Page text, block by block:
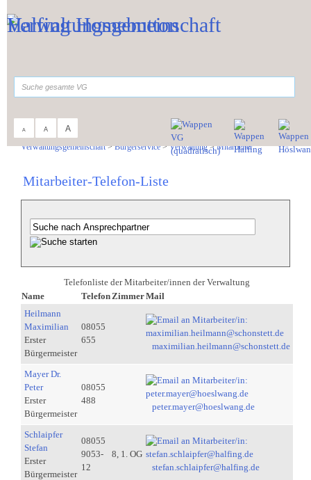
A A A
Verwaltungsgemeinschaft>Bürgerservice>Verwaltung>Mitarbeiter
Mitarbeiter-Telefon-Liste
Telefonliste der Mitarbeiter/innen der Verwaltung
Name
Telefon ZimmerMail
Heilmann
Maximilian
Erster
Bürgermeister
08055
655
maximilian.heilmann@schonstett.de
Mayer Dr.
Peter
Erster
Bürgermeister
08055
488
peter.mayer@hoeslwang.de
Schlaipfer
Stefan
Erster
Bürgermeister
08055
9053-
12
8, 1. OG
stefan.schlaipfer@halfing.de